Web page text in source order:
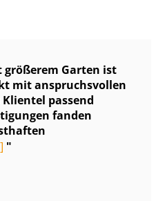
Garten ist
mit anspruchsvollen
passend
fanden